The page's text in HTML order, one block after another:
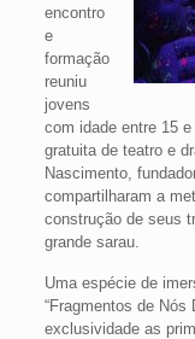
encontro
e
formação
reuniu
jovens
com idade entre 15
gratuita de teatro e
Nascimento,
compartilharam a
construção de seus
grande sarau.
Uma espécie de
“Fragmentos de Nós
exclusividade as